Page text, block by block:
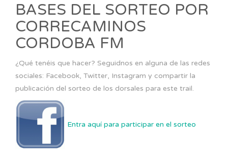
BASES DEL SORTEO POR
CORRECAMINOS
CORDOBA FM
¿Qué tenéis que hacer? Seguidnos en alguna de las redes
sociales: Facebook, Twitter, Instagram y compartir la
publicación del sorteo de los dorsales para este trail.
Entra aquí para participar en el sorteo